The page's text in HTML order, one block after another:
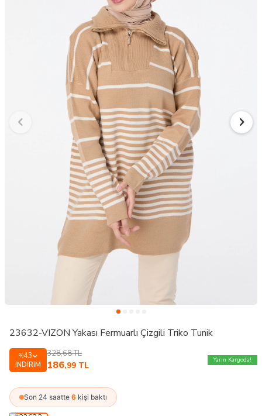
23632-VIZON Yakası Fermuarlı Çizgili Triko Tunik
%43
İNDIRIM
328,68TL
186,99 TL
Yarın Kargoda!
Son 24 saatte 6 kişi baktı